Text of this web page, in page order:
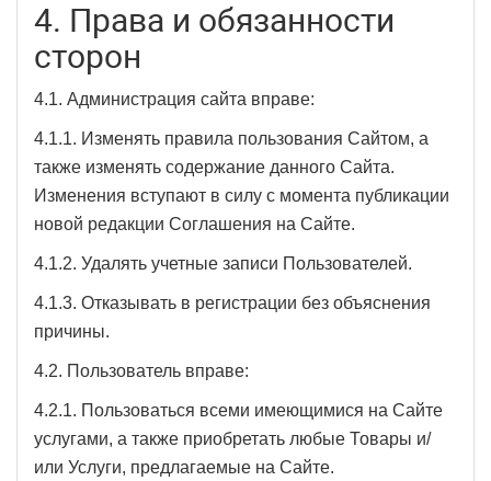
4. Права и обязанности
сторон
4.1. Администрация сайта вправе:
4.1.1. Изменять правила пользования Сайтом, а
также изменять содержание данного Сайта.
Изменения вступают в силу с момента публикации
новой редакции Соглашения на Сайте.
4.1.2. Удалять учетные записи Пользователей.
4.1.3. Отказывать в регистрации без объяснения
причины.
4.2. Пользователь вправе:
4.2.1. Пользоваться всеми имеющимися на Сайте
услугами, а также приобретать любые Товары и/
или Услуги, предлагаемые на Сайте.